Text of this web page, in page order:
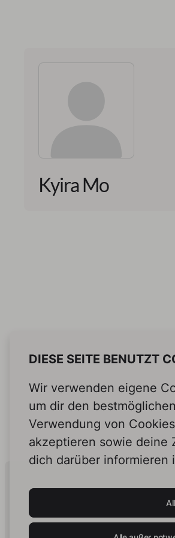
Kyira Mo
DIESE SEITE BENUTZT
Wir verwenden eigene
um dir den
Verwendung von
akzeptieren sowie deine
dich darüber informieren
Human Intelligence.
In Print.